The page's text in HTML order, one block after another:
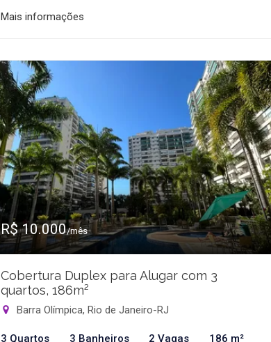
Mais informações
R$ 10.000/mês
Cobertura Duplex para Alugar com 3
quartos, 186m²
Barra Olímpica, Rio de Janeiro-RJ
3 Quartos 3 Banheiros 2 Vagas 186 m²